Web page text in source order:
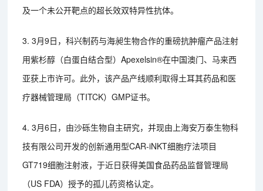
及一个未公开靶点的超长效双特异性抗体。
3. 3月9日，科兴制药与海昶生物合作的重磅抗肿瘤产品注射
用紫杉醇（白蛋白结合型）Apexelsin®在中国澳门、马来西
亚获上市许可。此外，该产品产线顺利取得土耳其药品和医
疗器械管理局（TITCK）GMP证书。
4. 3月6日，由沙砾生物自主研究，并现由上海安万泰生物科
技有限公司开发的创新通用型CAR-iNKT细胞疗法项目
GT719细胞注射液，于近日获得美国食品药品监督管理局
（US FDA）授予的孤儿药资格认定。